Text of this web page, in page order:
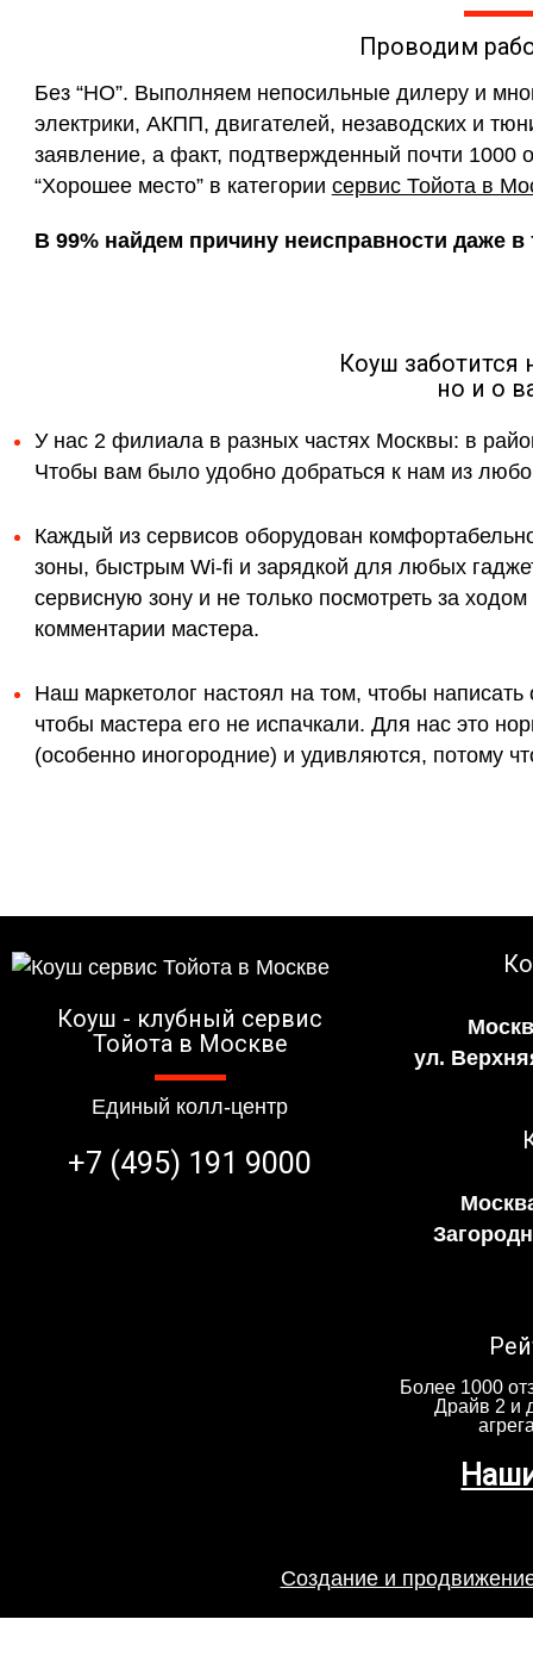
Проводим
Без “НО”. Выполняем непосильные дилеру и
электрики, АКПП, двигателей, незаводских и
заявление, а факт, подтвержденный почти 1000
“Хорошее место” в категории сервис Тойота в
В 99% найдем причину неисправности даже в
Коуш заботится
но и о
У нас 2 филиала в разных частях Москвы: в
Чтобы вам было удобно добраться к нам из
Каждый из сервисов оборудован
зоны, быстрым Wi-fi и зарядкой для любых
сервисную зону и не только посмотреть за
комментарии мастера.
Наш маркетолог настоял на том, чтобы
чтобы мастера его не испачкали. Для нас это
(особенно иногородние) и удивляются, потому
Коуш - клубный сервис
Тойота в Москве
Единый колл-центр
+7 (495) 191 9000
ул.
Более 1000
Драйв 2 и
Создание и